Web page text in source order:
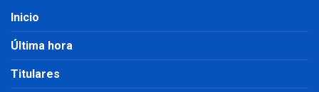
Inicio
Última hora
Titulares